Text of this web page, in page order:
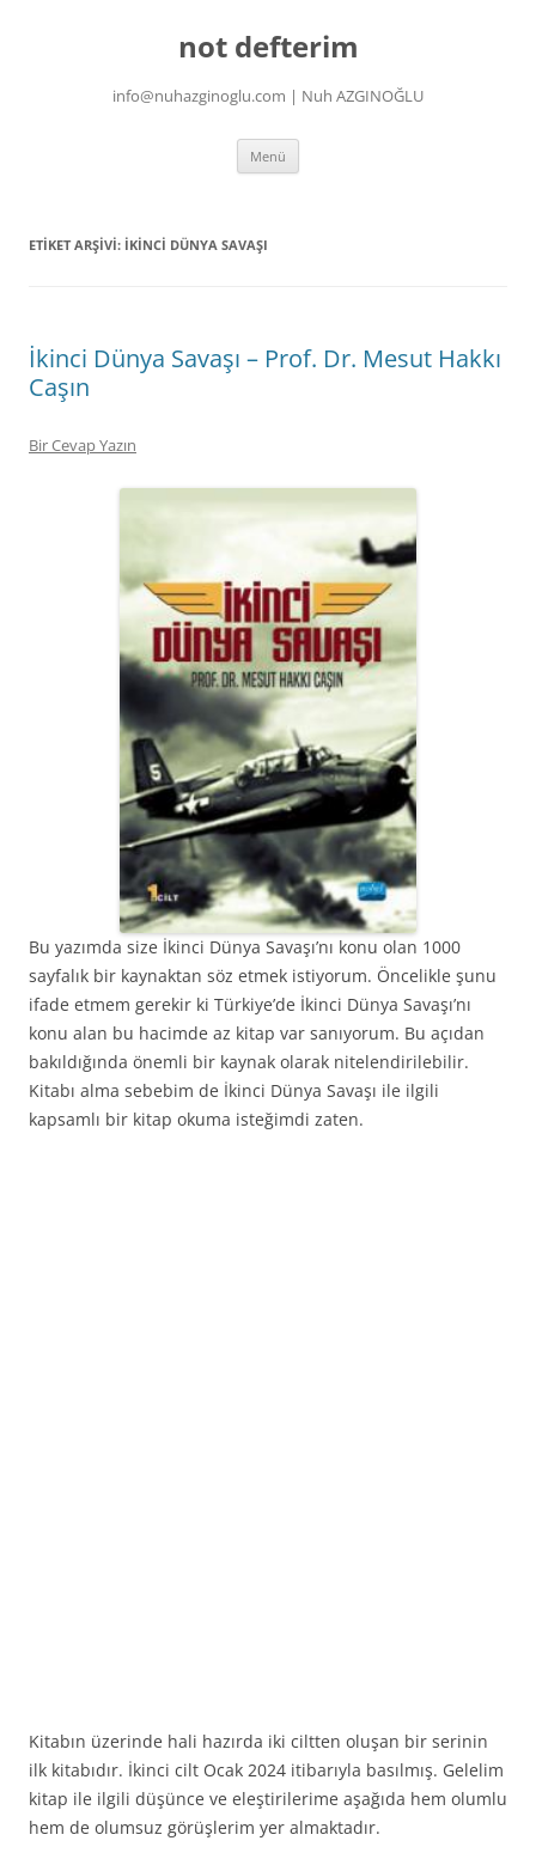
not defterim
info@nuhazginoglu.com | Nuh AZGINOĞLU
Menü
ETIKET ARŞIVI: İKINCI DÜNYA SAVAŞI
İkinci Dünya Savaşı – Prof. Dr. Mesut Hakkı
Caşın
Bir Cevap Yazın
Bu yazımda size İkinci Dünya Savaşı’nı konu olan 1000
sayfalık bir kaynaktan söz etmek istiyorum. Öncelikle şunu
ifade etmem gerekir ki Türkiye’de İkinci Dünya Savaşı’nı
konu alan bu hacimde az kitap var sanıyorum. Bu açıdan
bakıldığında önemli bir kaynak olarak nitelendirilebilir.
Kitabı alma sebebim de İkinci Dünya Savaşı ile ilgili
kapsamlı bir kitap okuma isteğimdi zaten.
Kitabın üzerinde hali hazırda iki ciltten oluşan bir serinin
ilk kitabıdır. İkinci cilt Ocak 2024 itibarıyla basılmış. Gelelim
kitap ile ilgili düşünce ve eleştirilerime aşağıda hem olumlu
hem de olumsuz görüşlerim yer almaktadır.